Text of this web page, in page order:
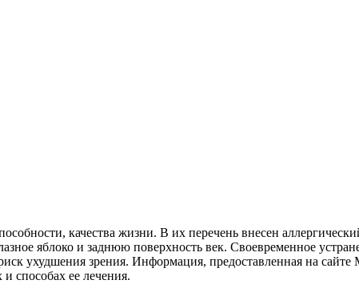
качества жизни. В их перечень внесен
яблоко и заднюю поверхность век. Своевременное
ухудшения зрения. Информация, предоставленная на сайте
способах ее лечения.